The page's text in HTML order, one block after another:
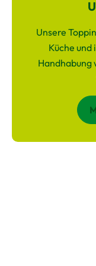
Unsere
Küche und
Handhabung